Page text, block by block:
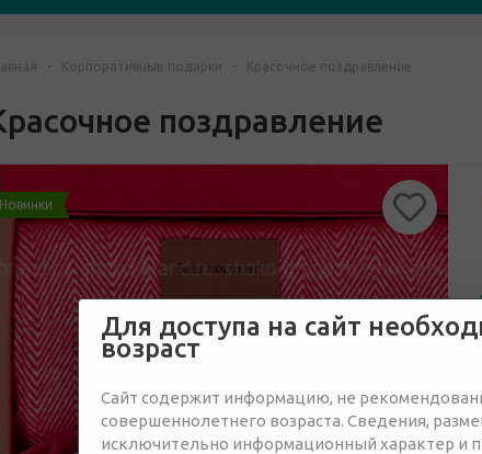
- Корпоративные подарки - Красочное поздравление
поздравление
Новинки
Для доступа на сайт
возраст
Сайт содержит информацию, не
совершеннолетнего возраста. Сведения,
исключительно информационный характер и